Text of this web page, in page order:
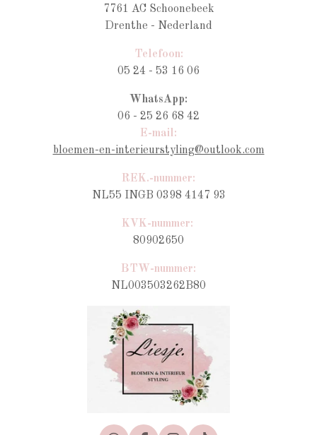
7761 AC Schoonebeek
Drenthe - Nederland
Telefoon:
05 24 - 53 16 06
WhatsApp:
06 - 25 26 68 42
E-mail:
bloemen-en-interieurstyling@outlook.com
REK.-nummer:
NL55 INGB 0398 4147 93
KVK-nummer:
80902650
BTW-nummer:
NL003503262B80